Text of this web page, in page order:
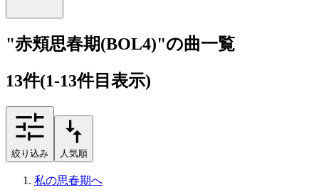
"赤頬思春期(BOL4)"の曲一覧
13件(1-13件目表示)
絞り込み 人気順
私の思春期へ